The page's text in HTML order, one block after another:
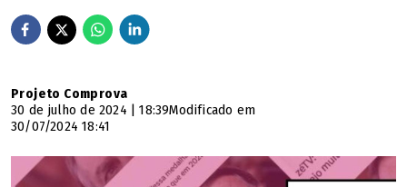
Projeto Comprova
30 de julho de 2024 | 18:39Modificado em
30/07/2024 18:41